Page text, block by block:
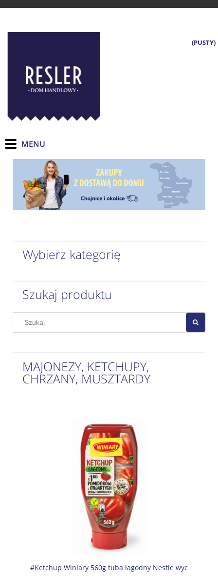
(PUSTY)
Wybierz kategorię
Szukaj produktu
MAJONEZY, KETCHUPY,
CHRZANY, MUSZTARDY
#Ketchup Winiary 560g tuba łagodny Nestle wyc